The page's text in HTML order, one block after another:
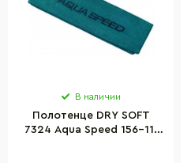
В наличии
Полотенце DRY SOFT
7324 Aqua Speed 156-11-